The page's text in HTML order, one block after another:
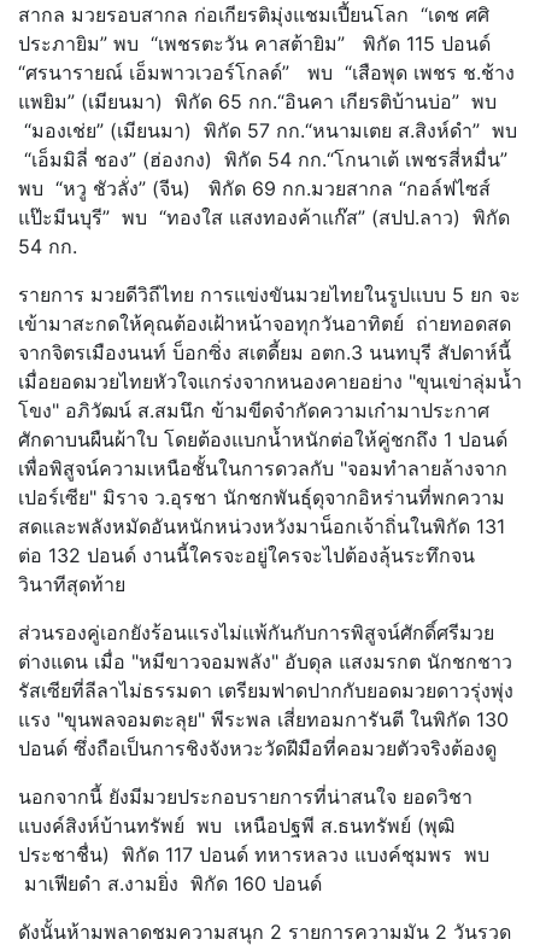
สากล มวยรอบสากล ก่อเกียรติมุ่งแชมเปี้ยนโลก “เดช ศศิ
ประภายิม” พบ “เพชรตะวัน คาสต้ายิม” พิกัด 115 ปอนด์
“ศรนารายณ์ เอ็มพาวเวอร์โกลด์” พบ “เสือพุด เพชร ช.ช้าง
แพยิม” (เมียนมา) พิกัด 65 กก.“อินคา เกียรติบ้านบ่อ” พบ
“มองเช่ย” (เมียนมา) พิกัด 57 กก.“หนามเตย ส.สิงห์ดำ” พบ
“เอ็มมิลี่ ชอง” (ฮ่องกง) พิกัด 54 กก.“โกนาเต้ เพชรสี่หมื่น”
พบ “หวู ชัวลั่ง” (จีน) พิกัด 69 กก.มวยสากล “กอล์ฟไซส์
แป๊ะมีนบุรี” พบ “ทองใส แสงทองค้าแก๊ส” (สปป.ลาว) พิกัด
54 กก.
รายการ มวยดีวิถีไทย การแข่งขันมวยไทยในรูปแบบ 5 ยก จะ
เข้ามาสะกดให้คุณต้องเฝ้าหน้าจอทุกวันอาทิตย์ ถ่ายทอดสด
จากจิตรเมืองนนท์ บ็อกซิ่ง สเตดี้ยม อตก.3 นนทบุรี สัปดาห์นี้
เมื่อยอดมวยไทยหัวใจแกร่งจากหนองคายอย่าง "ขุนเข่าลุ่มน้ำ
โขง" อภิวัฒน์ ส.สมนึก ข้ามขีดจำกัดความเก๋ามาประกาศ
ศักดาบนผืนผ้าใบ โดยต้องแบกน้ำหนักต่อให้คู่ชกถึง 1 ปอนด์
เพื่อพิสูจน์ความเหนือชั้นในการดวลกับ "จอมทำลายล้างจาก
เปอร์เซีย" มิราจ ว.อุรชา นักชกพันธุ์ดุจากอิหร่านที่พกความ
สดและพลังหมัดอันหนักหน่วงหวังมาน็อกเจ้าถิ่นในพิกัด 131
ต่อ 132 ปอนด์ งานนี้ใครจะอยู่ใครจะไปต้องลุ้นระทึกจน
วินาทีสุดท้าย
ส่วนรองคู่เอกยังร้อนแรงไม่แพ้กันกับการพิสูจน์ศักดิ์ศรีมวย
ต่างแดน เมื่อ "หมีขาวจอมพลัง" อับดุล แสงมรกต นักชกชาว
รัสเซียที่ลีลาไม่ธรรมดา เตรียมฟาดปากกับยอดมวยดาวรุ่งพุ่ง
แรง "ขุนพลจอมตะลุย" พีระพล เสี่ยทอมการันตี ในพิกัด 130
ปอนด์ ซึ่งถือเป็นการชิงจังหวะวัดฝีมือที่คอมวยตัวจริงต้องดู
นอกจากนี้ ยังมีมวยประกอบรายการที่น่าสนใจ ยอดวิชา
แบงค์สิงห์บ้านทรัพย์ พบ เหนือปฐพี ส.ธนทรัพย์ (พุฒิ
ประชาชื่น) พิกัด 117 ปอนด์ ทหารหลวง แบงค์ชุมพร พบ
มาเฟียดำ ส.งามยิ่ง พิกัด 160 ปอนด์
ดังนั้นห้ามพลาดชมความสนุก 2 รายการความมัน 2 วันรวด